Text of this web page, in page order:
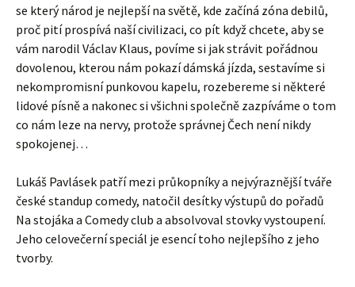
se který národ je nejlepší na světě, kde začíná zóna debilů,
proč pití prospívá naší civilizaci, co pít když chcete, aby se
vám narodil Václav Klaus, povíme si jak strávit pořádnou
dovolenou, kterou nám pokazí dámská jízda, sestavíme si
nekompromisní punkovou kapelu, rozebereme si některé
lidové písně a nakonec si všichni společně zazpíváme o tom
co nám leze na nervy, protože správnej Čech není nikdy
spokojenej…
Lukáš Pavlásek patří mezi průkopníky a nejvýraznější tváře
české standup comedy, natočil desítky výstupů do pořadů
Na stojáka a Comedy club a absolvoval stovky vystoupení.
Jeho celovečerní speciál je esencí toho nejlepšího z jeho
tvorby.